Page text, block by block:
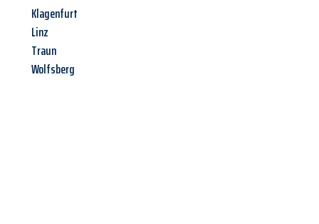
Klagenfurt
Linz
Traun
Wolfsberg